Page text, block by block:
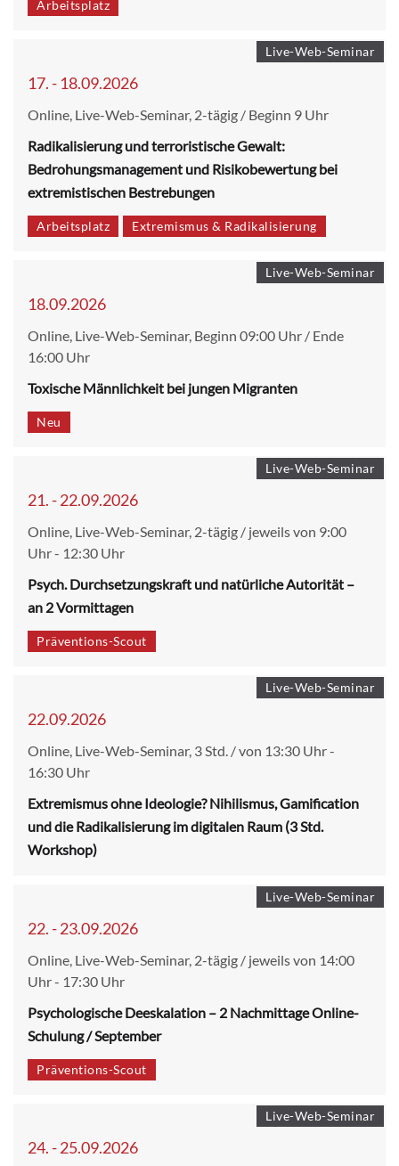
Arbeitsplatz
17. - 18.09.2026
Online, Live-Web-Seminar, 2-tägig / Beginn 9 Uhr
Live-Web-Seminar
Radikalisierung und terroristische Gewalt:
Bedrohungsmanagement und Risikobewertung bei
extremistischen Bestrebungen
Arbeitsplatz Extremismus & Radikalisierung
18.09.2026
Online, Live-Web-Seminar, Beginn 09:00 Uhr / Ende
16:00 Uhr
Live-Web-Seminar
Toxische Männlichkeit bei jungen Migranten
Neu
21. - 22.09.2026
Online, Live-Web-Seminar, 2-tägig / jeweils von 9:00
Uhr - 12:30 Uhr
Live-Web-Seminar
Psych. Durchsetzungskraft und natürliche Autorität –
an 2 Vormittagen
Präventions-Scout
22.09.2026
Online, Live-Web-Seminar, 3 Std. / von 13:30 Uhr -
16:30 Uhr
Live-Web-Seminar
Extremismus ohne Ideologie? Nihilismus, Gamification
und die Radikalisierung im digitalen Raum (3 Std.
Workshop)
22. - 23.09.2026
Online, Live-Web-Seminar, 2-tägig / jeweils von 14:00
Uhr - 17:30 Uhr
Live-Web-Seminar
Psychologische Deeskalation – 2 Nachmittage Online-
Schulung / September
Präventions-Scout
24. - 25.09.2026
Live-Web-Seminar